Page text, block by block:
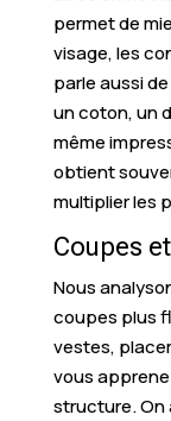
permet de
visage, les
parle aussi
un coton, un
même
obtient
multiplier les
Coupes
Nous
coupes plus
vestes,
vous
structure. On